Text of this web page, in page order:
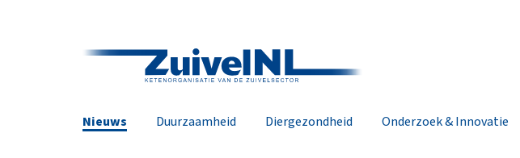
Nieuws Duurzaamheid Diergezondheid Onderzoek & Innovatie